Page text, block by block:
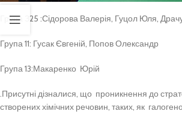
Група З25 :Сідорова Валерія, Гуцол Юля,
Група 11: Гусак Євгеній, Попов Олександр
Група 13:Макаренко Юрій
.Присутні дізналися, що проникнення до
створених хімічних речовин, таких, як